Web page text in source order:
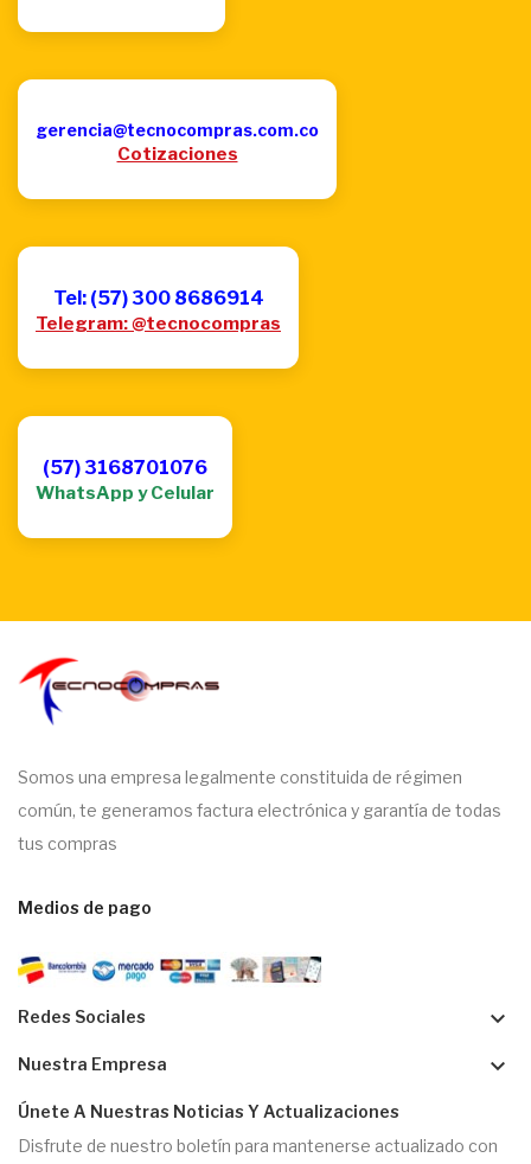
gerencia@tecnocompras.com.co
Cotizaciones
Tel: (57) 300 8686914
Telegram: @tecnocompras
(57) 3168701076
WhatsApp y Celular
Somos una empresa legalmente constituida de régimen
común, te generamos factura electrónica y garantía de todas
tus compras
Medios de pago
Redes Sociales keyboard_arrow_down
Nuestra Empresa keyboard_arrow_down
Únete A Nuestras Noticias Y Actualizaciones
Disfrute de nuestro boletín para mantenerse actualizado con